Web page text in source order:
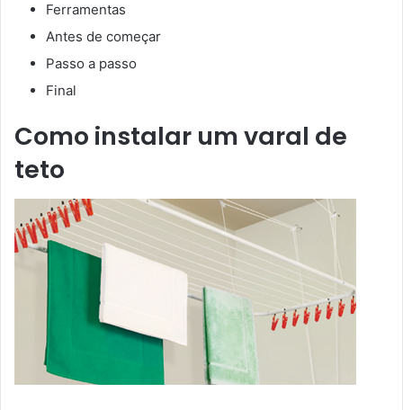
Ferramentas
Antes de começar
Passo a passo
Final
Como instalar um varal de
teto